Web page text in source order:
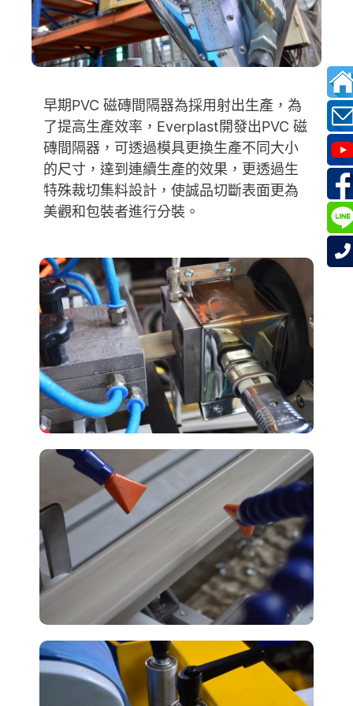
早期PVC 磁磚間隔器為採用射出生產，為
了提高生產效率，Everplast開發出PVC 磁
磚間隔器，可透過模具更換生產不同大小
的尺寸，達到連續生產的效果，更透過生
特殊裁切集料設計，使誠品切斷表面更為
美觀和包裝者進行分裝。